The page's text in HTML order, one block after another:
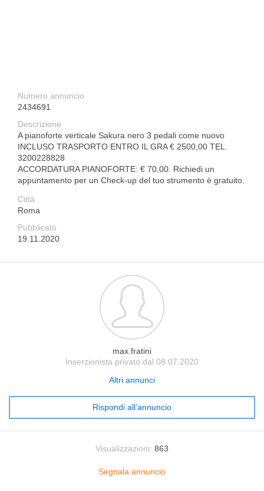
Numero annuncio
2434691
Descrizione
A pianoforte verticale Sakura nero 3 pedali come nuovo
INCLUSO TRASPORTO ENTRO IL GRA € 2500,00 TEL.
3200228828
ACCORDATURA PIANOFORTE: € 70,00. Richiedi un
appuntamento per un Check-up del tuo strumento è gratuito.
Città
Roma
Pubblicato
19.11.2020
max.fratini
Inserzionista privato dal 08.07.2020
Altri annunci
Rispondi all’annuncio
Visualizzazioni: 863
Segnala annuncio